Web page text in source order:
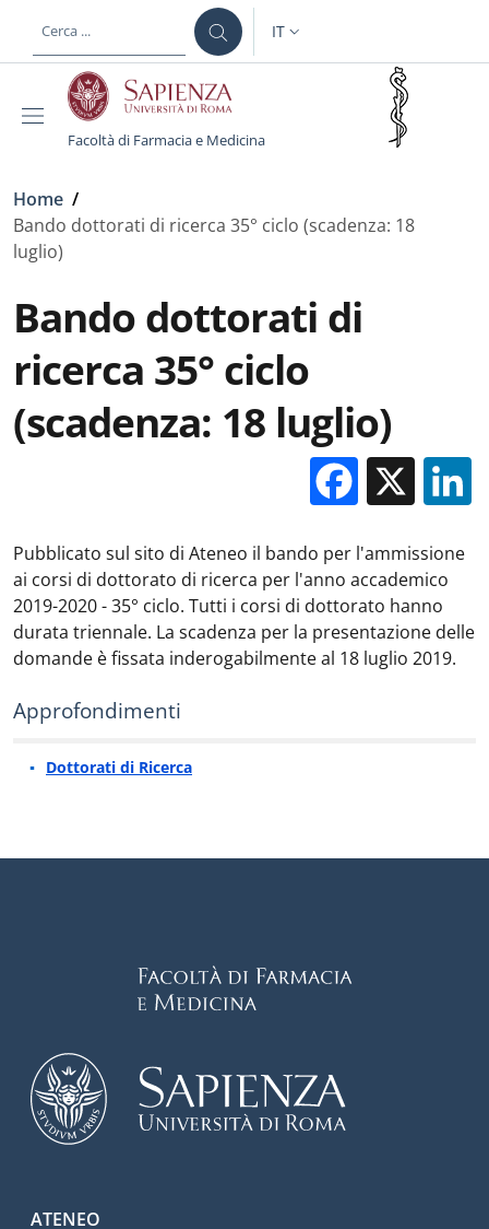
al contenuto principale
SELETTORE LINGUA:
IT
Facoltà di Farmacia e Medicina
Briciole di pane
Home /
Bando dottorati di ricerca 35° ciclo (scadenza: 18
luglio)
Bando dottorati di
ricerca 35° ciclo
(scadenza: 18 luglio)
X
Pubblicato sul sito di Ateneo il bando per l'ammissione
ai corsi di dottorato di ricerca per l'anno accademico
2019-2020 - 35° ciclo. Tutti i corsi di dottorato hanno
durata triennale. La scadenza per la presentazione delle
domande è fissata inderogabilmente al 18 luglio 2019.
Approfondimenti
Dottorati di Ricerca
ATENEO